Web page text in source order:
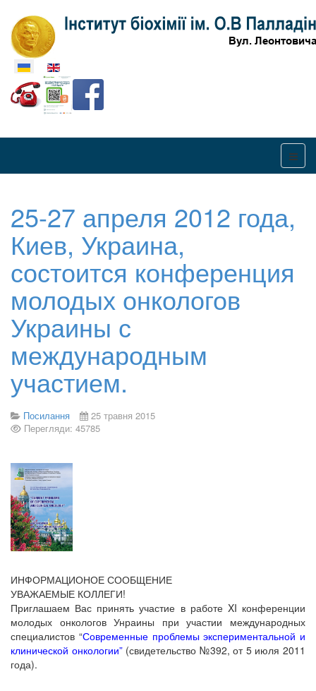
Оберіть свою мову
25-27 апреля 2012 года,
Киев, Украина,
состоится конференция
молодых онкологов
Украины с
международным
участием.
Посилання
25 травня 2015
Перегляди: 45785
ИНФОРМАЦИОНОЕ СООБЩЕНИЕ
УВАЖАЕМЫЕ КОЛЛЕГИ!
Приглашаем Вас принять участие в работе XI конференции
молодых онкологов Унраины при участии международных
специалистов “Современные проблемы экспериментальной и
клинической онкологии”(свидетельство №392, от 5 июля 2011
года).